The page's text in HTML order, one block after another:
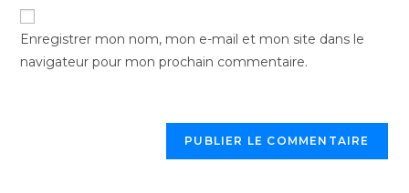
Enregistrer mon nom, mon e-mail et mon site dans le
navigateur pour mon prochain commentaire.